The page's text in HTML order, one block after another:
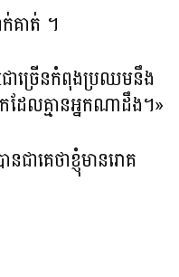
ក់គាត់ ។
ា​ច្រើន​កំពុង​ប្រឈម​នឹង​
ដែល​គ្មាន​អ្នក​ណា​ដឹង។»
ជាគេថាខ្ញុំមានរោគ